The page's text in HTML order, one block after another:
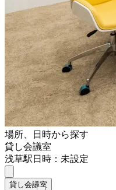
場所、日時から探す
貸し会議室
浅草駅日時：未設定
貸し会議室